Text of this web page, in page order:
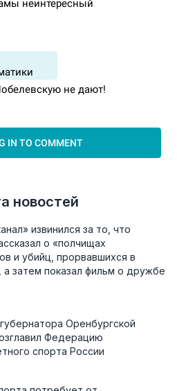
новостей
извинился за то, что
о «полчищах
и убийц, прорвавшихся в
а затем показал фильм о дружбе
Оренбургской
Федерацию
спорта России